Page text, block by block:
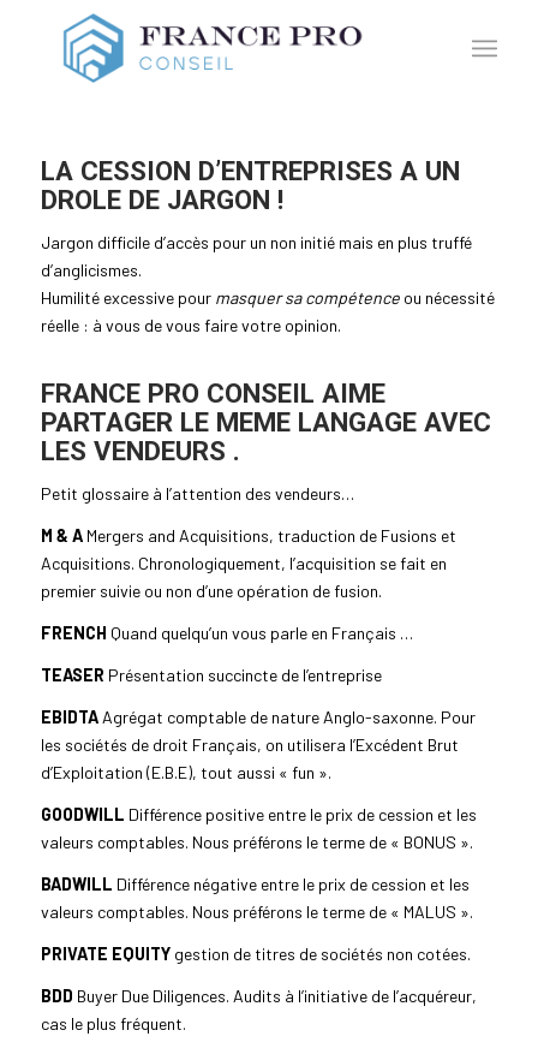
LA CESSION D’ENTREPRISES A UN
DROLE DE JARGON !
Jargon difficile d’accès pour un non initié mais en plus truffé
d’anglicismes.
Humilité excessive pour masquer sa compétenceou nécessité
réelle : à vous de vous faire votre opinion.
FRANCE PRO CONSEIL AIME
PARTAGER LE MEME LANGAGE AVEC
LES VENDEURS .
Petit glossaire à l’attention des vendeurs…
M & AMergers and Acquisitions, traduction de Fusions et
Acquisitions. Chronologiquement, l’acquisition se fait en
premier suivie ou non d’une opération de fusion.
FRENCH Quand quelqu’un vous parle en Français …
TEASER Présentation succincte de l’entreprise
EBIDTAAgrégat comptable de nature Anglo-saxonne. Pour
les sociétés de droit Français, on utilisera l’Excédent Brut
d’Exploitation (E.B.E), tout aussi « fun ».
GOODWILL Différence positive entre le prix de cession et les
valeurs comptables. Nous préférons le terme de « BONUS ».
BADWILL Différence négative entre le prix de cession et les
valeurs comptables. Nous préférons le terme de « MALUS ».
PRIVATE EQUITYgestion de titres de sociétés non cotées.
BDD Buyer Due Diligences. Audits à l’initiative de l’acquéreur,
cas le plus fréquent.